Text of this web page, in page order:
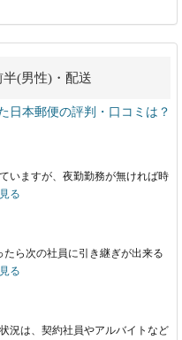
半(男性)・配送
日本郵便の評判・口コミは？
いますが、夜勤勤務が無ければ時
る
ら次の社員に引き継ぎが出来る
る
況は、契約社員やアルバイトなど